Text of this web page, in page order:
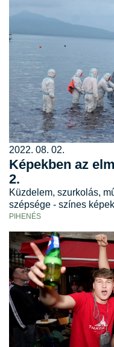
2022. 08. 02.
Képekben az
2.
Küzdelem, szurkolás,
szépsége - színes
PIHENÉS